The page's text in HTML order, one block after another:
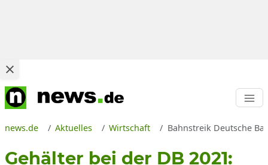
news.de Aktuelles Wirtschaft Bahnstreik Deutsche
Gehälter bei der DB 2021: